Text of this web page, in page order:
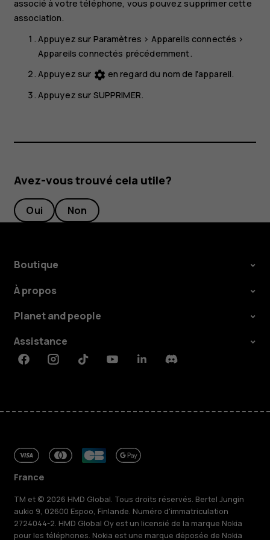
associé à votre téléphone, vous pouvez supprimer cette
association.
Appuyez sur Paramètres > Appareils connectés >
Appareils connectés précédemment .
Appuyez sur settings en regard du nom de l'appareil.
Appuyez sur SUPPRIMER.
Avez-vous trouvé cela utile?
Oui Non
Boutique
À propos
Planet and people
Assistance
FacebookInstagramTiktokYoutubeLinkedinDiscord
France
TM et © 2026 HMD Global. Tous droits réservés. Bertel Jungin
aukio 9, 02600 Espoo, Finlande. Numéro d'immatriculation
2724044-2. HMD Global Oy est un licensié de la marque Nokia
pour les téléphones. Nokia est une marque déposée de Nokia